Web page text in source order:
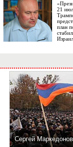
21
план
Сергей Маркедонов